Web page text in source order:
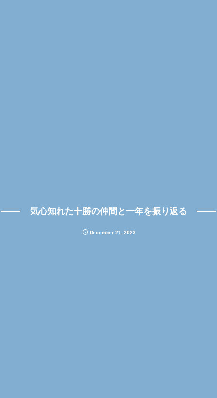
気心知れた十勝の仲間と一年を振り返る
December 21 2023